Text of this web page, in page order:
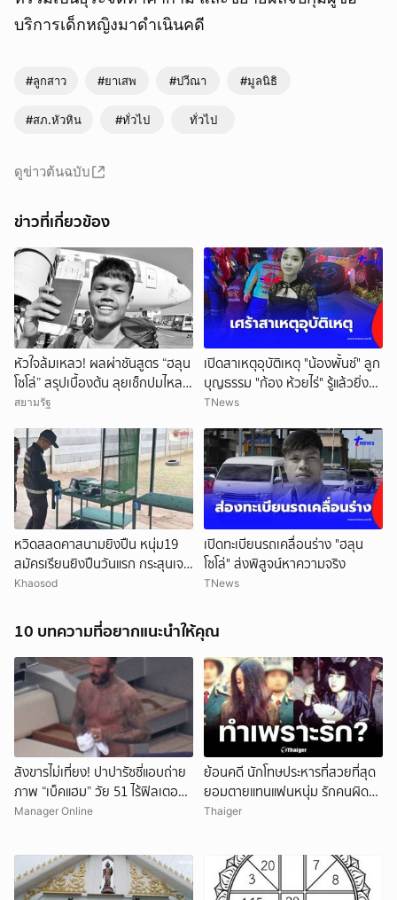
บริการเด็กหญิงมาดำเนินคดี
#ลูกสาว #ยาเสพ #ปวีณา #มูลนิธิ
#สภ.หัวหิน #ทั่วไป ทั่วไป
ดูข่าวต้นฉบับ
ข่าวที่เกี่ยวข้อง
หัวใจล้มเหลว! ผลผ่าชันสูตร “ฮลุน
โซโล่” สรุปเบื้องต้น ลุยเช็กปมไหล
ตาย ยังไม่ตัดทิ้งสารพิษ
สยามรัฐ
เปิดสาเหตุอุบัติเหตุ "น้องพั้นช์" ลูก
บุญธรรม "ก้อง ห้วยไร่" รู้แล้วยิ่ง
สลดใจ
TNews
หวิดสลดคาสนามยิงปืน หนุ่ม19
สมัครเรียนยิงปืนวันแรก กระสุนเจาะ
ท้ายทอย เร่งยื้อชีวิต
Khaosod
เปิดทะเบียนรถเคลื่อนร่าง "ฮลุน
โซโล่" ส่งพิสูจน์หาความจริง
TNews
10 บทความที่อยากแนะนำให้คุณ
สังขารไม่เที่ยง! ปาปารัซซี่แอบถ่าย
ภาพ “เบ็คแฮม” วัย 51 ไร้ฟิลเตอร์
เผยให้เห็นผมบาง-ศีรษะล้าน
Manager Online
ย้อนคดี นักโทษประหารที่สวยที่สุด
ยอมตายแทนแฟนหนุ่ม รักคนผิด
ชีวิตดิ่งเหว
Thaiger